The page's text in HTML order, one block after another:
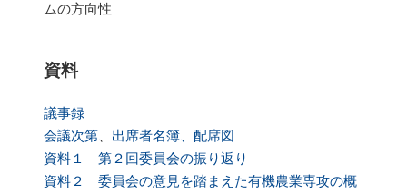
ムの方向性
資料
議事録
会議次第
出席者名簿、配席図
資料１ 第２回委員会の振り返り
資料２ 委員会の意見を踏まえた有機農業専攻の概